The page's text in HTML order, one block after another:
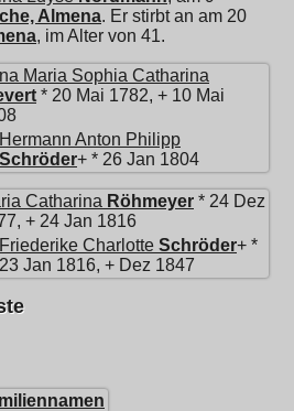
Almena. Er stirbt an am 20
, im Alter von 41.
Maria Sophia Catharina
* 20 Mai 1782, + 10 Mai
Hermann Anton Philipp
Schröder+ * 26 Jan 1804
Catharina Röhmeyer * 24 Dez
+ 24 Jan 1816
Friederike Charlotte Schröder+ *
23 Jan 1816, + Dez 1847